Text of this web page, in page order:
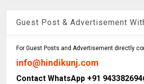
Guest Post & Advertisement
For Guest Posts and Advertisement directly
info@hindikunj.com
Contact WhatsApp +91